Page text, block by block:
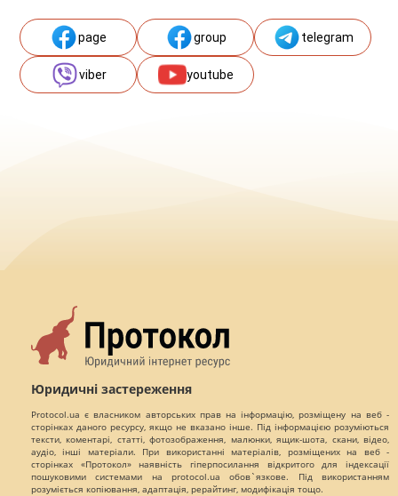
page group telegram
viber youtube
Юридичні застереження
Protocol.ua є власником авторських прав на інформацію, розміщену на веб -
сторінках даного ресурсу, якщо не вказано інше. Під інформацією розуміються
тексти, коментарі, статті, фотозображення, малюнки, ящик-шота, скани, відео,
аудіо, інші матеріали. При використанні матеріалів, розміщених на веб -
сторінках «Протокол» наявність гіперпосилання відкритого для індексації
пошуковими системами на protocol.ua обов`язкове. Під використанням
розуміється копіювання, адаптація, рерайтинг, модифікація тощо.